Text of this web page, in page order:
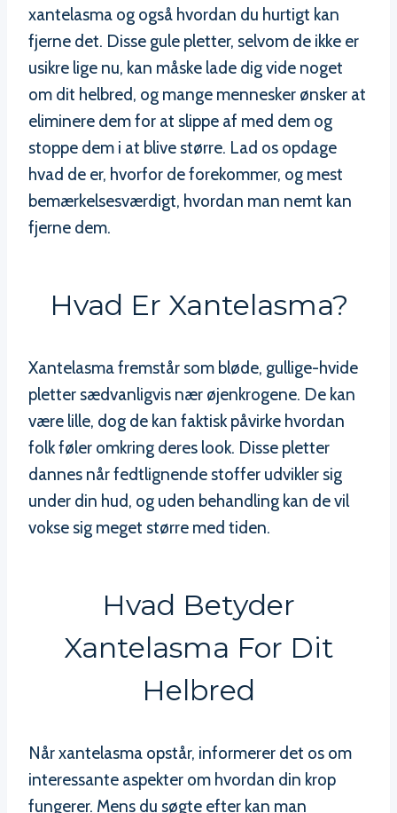
xantelasma og også hvordan du hurtigt kan
fjerne det. Disse gule pletter, selvom de ikke er
usikre lige nu, kan måske lade dig vide noget
om dit helbred, og mange mennesker ønsker at
eliminere dem for at slippe af med dem og
stoppe dem i at blive større. Lad os opdage
hvad de er, hvorfor de forekommer, og mest
bemærkelsesværdigt, hvordan man nemt kan
fjerne dem.
Hvad Er Xantelasma?
Xantelasma fremstår som bløde, gullige-hvide
pletter sædvanligvis nær øjenkrogene. De kan
være lille, dog de kan faktisk påvirke hvordan
folk føler omkring deres look. Disse pletter
dannes når fedtlignende stoffer udvikler sig
under din hud, og uden behandling kan de vil
vokse sig meget større med tiden.
Hvad Betyder
Xantelasma For Dit
Helbred
Når xantelasma opstår, informerer det os om
interessante aspekter om hvordan din krop
fungerer. Mens du søgte efter kan man